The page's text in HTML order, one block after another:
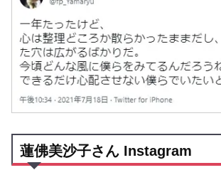
蓮佛美沙子さん Instagram